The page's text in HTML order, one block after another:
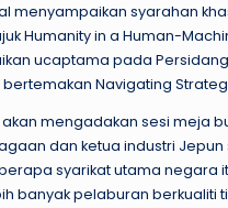
menyampaikan syarahan
Humanity in a Human-
ucaptama pada
bertemakan Navigating
mengadakan sesi meja
dan ketua industri
syarikat utama negara
banyak pelaburan berkualiti